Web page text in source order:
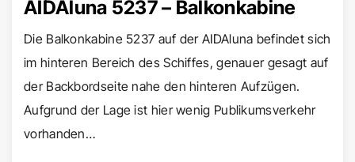
AIDAluna 5237 – Balkonkabine
Die Balkonkabine 5237 auf der AIDAluna befindet sich
im hinteren Bereich des Schiffes, genauer gesagt auf
der Backbordseite nahe den hinteren Aufzügen.
Aufgrund der Lage ist hier wenig Publikumsverkehr
vorhanden…